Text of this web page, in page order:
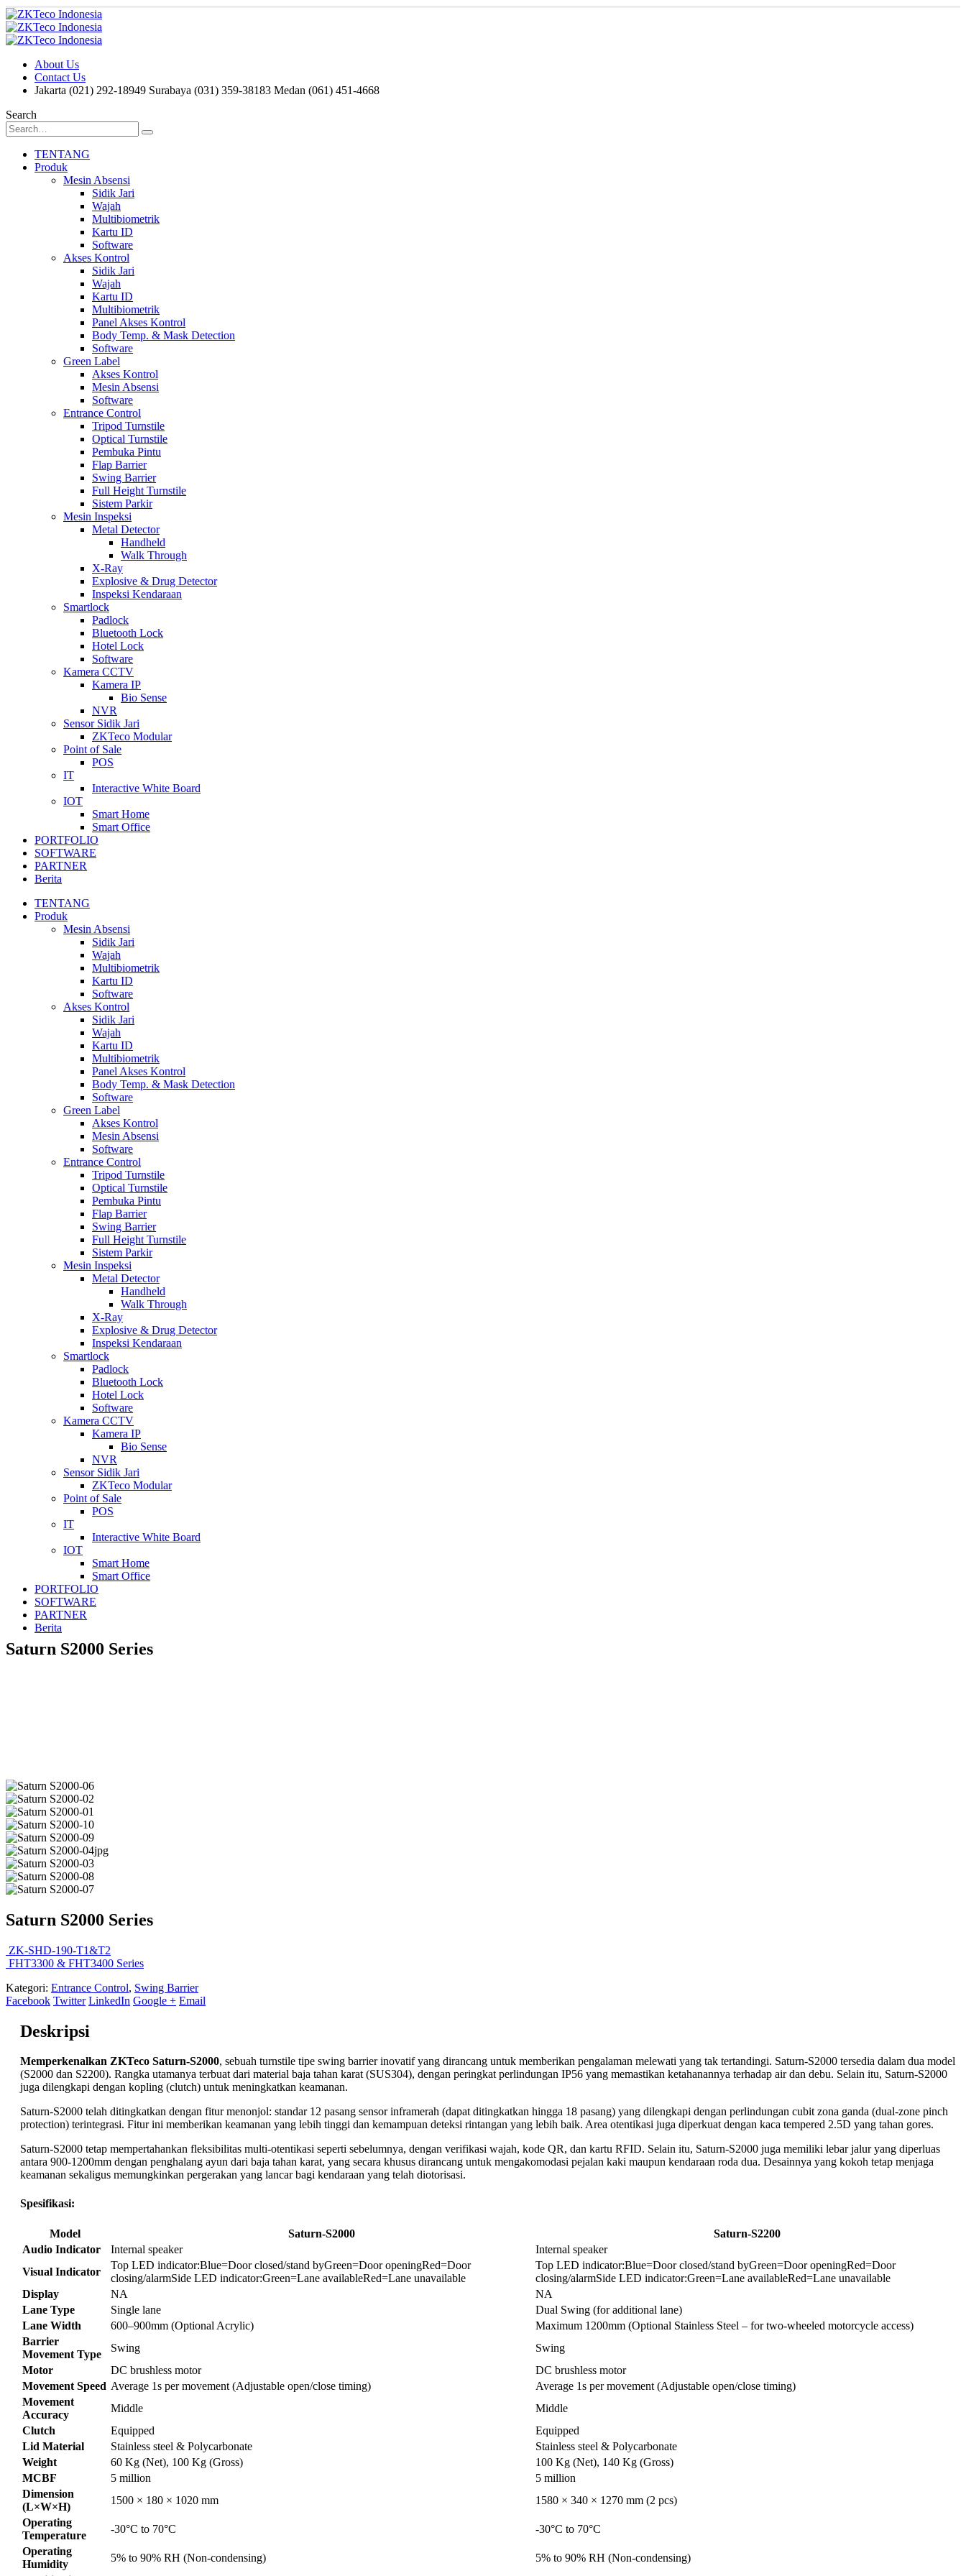
About Us
Contact Us
Jakarta (021) 292-18949 Surabaya (031) 359-38183 Medan (061) 451-4668
Search
TENTANG
Produk
Mesin Absensi
Sidik Jari
Wajah
Multibiometrik
Kartu ID
Software
Akses Kontrol
Sidik Jari
Wajah
Kartu ID
Multibiometrik
Panel Akses Kontrol
Body Temp. & Mask Detection
Software
Green Label
Akses Kontrol
Mesin Absensi
Software
Entrance Control
Tripod Turnstile
Optical Turnstile
Pembuka Pintu
Flap Barrier
Swing Barrier
Full Height Turnstile
Sistem Parkir
Mesin Inspeksi
Metal Detector
Handheld
Walk Through
X-Ray
Explosive & Drug Detector
Inspeksi Kendaraan
Smartlock
Padlock
Bluetooth Lock
Hotel Lock
Software
Kamera CCTV
Kamera IP
Bio Sense
NVR
Sensor Sidik Jari
ZKTeco Modular
Point of Sale
POS
IT
Interactive White Board
IOT
Smart Home
Smart Office
PORTFOLIO
SOFTWARE
PARTNER
Berita
TENTANG
Produk
Mesin Absensi
Sidik Jari
Wajah
Multibiometrik
Kartu ID
Software
Akses Kontrol
Sidik Jari
Wajah
Kartu ID
Multibiometrik
Panel Akses Kontrol
Body Temp. & Mask Detection
Software
Green Label
Akses Kontrol
Mesin Absensi
Software
Entrance Control
Tripod Turnstile
Optical Turnstile
Pembuka Pintu
Flap Barrier
Swing Barrier
Full Height Turnstile
Sistem Parkir
Mesin Inspeksi
Metal Detector
Handheld
Walk Through
X-Ray
Explosive & Drug Detector
Inspeksi Kendaraan
Smartlock
Padlock
Bluetooth Lock
Hotel Lock
Software
Kamera CCTV
Kamera IP
Bio Sense
NVR
Sensor Sidik Jari
ZKTeco Modular
Point of Sale
POS
IT
Interactive White Board
IOT
Smart Home
Smart Office
PORTFOLIO
SOFTWARE
PARTNER
Berita
Saturn S2000 Series
Saturn S2000 Series
ZK-SHD-190-T1&T2
FHT3300 & FHT3400 Series
Kategori: Entrance Control, Swing Barrier
Facebook Twitter LinkedIn Google + Email
Deskripsi
Memperkenalkan ZKTeco Saturn-S2000, sebuah turnstile tipe swing barrier inovatif yang dirancang untuk memberikan pengalaman melewati yang tak tertandingi. Saturn-S2000 tersedia dalam dua model
(S2000 dan S2200). Rangka utamanya terbuat dari material baja tahan karat (SUS304), dengan peringkat perlindungan IP56 yang memastikan ketahanannya terhadap air dan debu. Selain itu, Saturn-S2000
juga dilengkapi dengan kopling (clutch) untuk meningkatkan keamanan.
Saturn-S2000 telah ditingkatkan dengan fitur menonjol: standar 12 pasang sensor inframerah (dapat ditingkatkan hingga 18 pasang) yang dilengkapi dengan perlindungan cubit zona ganda (dual-zone pinch
protection) terintegrasi. Fitur ini memberikan keamanan yang lebih tinggi dan kemampuan deteksi rintangan yang lebih baik. Area otentikasi juga diperkuat dengan kaca tempered 2.5D yang tahan gores.
Saturn-S2000 tetap mempertahankan fleksibilitas multi-otentikasi seperti sebelumnya, dengan verifikasi wajah, kode QR, dan kartu RFID. Selain itu, Saturn-S2000 juga memiliki lebar jalur yang diperluas
antara 900-1200mm dengan penghalang ayun dari baja tahan karat, yang secara khusus dirancang untuk mengakomodasi pejalan kaki maupun kendaraan roda dua. Desainnya yang kokoh tetap menjaga
keamanan sekaligus memungkinkan pergerakan yang lancar bagi kendaraan yang telah diotorisasi.
Spesifikasi:
Model Saturn-S2000
Saturn-S2200
Audio Indicator
Internal speaker
Internal speaker
Visual Indicator
Top LED indicator:Blue=Door closed/stand byGreen=Door openingRed=Door
closing/alarmSide LED indicator:Green=Lane availableRed=Lane unavailable
Top LED indicator:Blue=Door closed/stand byGreen=Door openingRed=Door
closing/alarmSide LED indicator:Green=Lane availableRed=Lane unavailable
Display
NA
NA
Lane Type
Single lane
Dual Swing (for additional lane)
Lane Width
600–900mm (Optional Acrylic)
Maximum 1200mm (Optional Stainless Steel – for two-wheeled motorcycle access)
Barrier
Movement Type
Swing
Swing
Motor
DC brushless motor
DC brushless motor
Movement Speed Average 1s per movement (Adjustable open/close timing)
Average 1s per movement (Adjustable open/close timing)
Movement
Accuracy
Middle
Middle
Clutch
Equipped
Equipped
Lid Material
Stainless steel & Polycarbonate
Stainless steel & Polycarbonate
Weight
60 Kg (Net), 100 Kg (Gross)
100 Kg (Net), 140 Kg (Gross)
MCBF
5 million
5 million
Dimension
(L×W×H)
1500 × 180 × 1020 mm
1580 × 340 × 1270 mm (2 pcs)
Operating
Temperature
-30°C to 70°C
-30°C to 70°C
Operating
Humidity
5% to 90% RH (Non-condensing)
5% to 90% RH (Non-condensing)